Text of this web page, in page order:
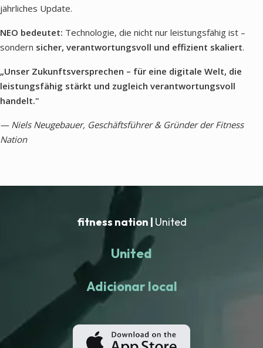
jährliches Update.
NEO bedeutet: Technologie, die nicht nur leistungsfähig ist –
sondern sicher, verantwortungsvoll und effizient skaliert.
„Unser Zukunftsversprechen – für eine digitale Welt, die
leistungsfähig stärkt und zugleich verantwortungsvoll
handelt."
— Niels Neugebauer, Geschäftsführer & Gründer der Fitness
Nation
fitness nation | United
United
Adicionar local